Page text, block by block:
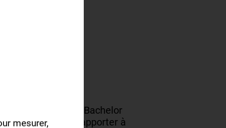
en BTS, Bachelor
pour mission d’apporter à
mesurer,